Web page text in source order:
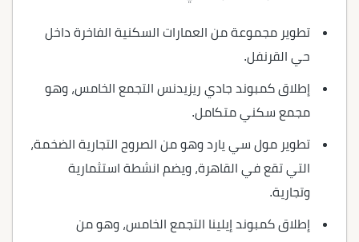
تطوير مجموعة من العمارات السكنية الفاخرة داخل
حي القرنفل.
إطلاق كمبوند جادي ريزيدنس التجمع الخامس، وهو
مجمع سكني متكامل.
تطوير مول سي يارد وهو من الصروح التجارية الضخمة،
التي تقع في القاهرة، ويضم انشطة استثمارية
وتجارية.
إطلاق كمبوند إيلينا التجمع الخامس، وهو من